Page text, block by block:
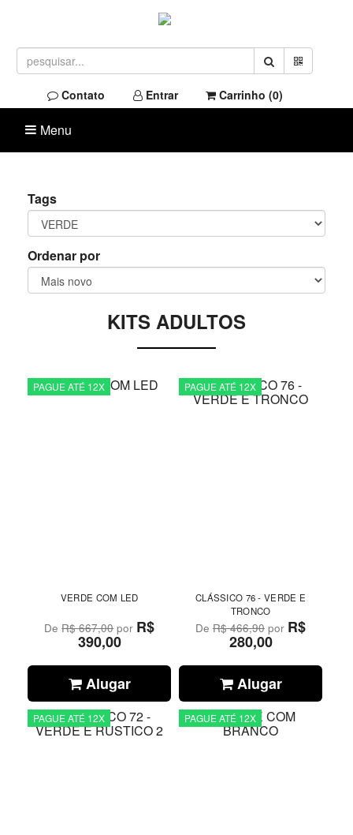
Contato Entrar Carrinho (0)
Menu
Tags
Ordenar por
KITS ADULTOS
PAGUE ATÉ 12X
VERDE COM LED
DeR$ 667,00por R$
390,00
Alugar
PAGUE ATÉ 12X
CLÁSSICO 76 - VERDE E
TRONCO
DeR$ 466,90 por R$
280,00
Alugar
PAGUE ATÉ 12X PAGUE ATÉ 12X